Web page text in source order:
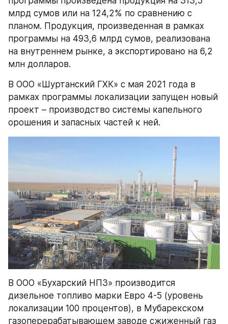
млрд сумов или на 124,2% по сравнению с
планом. Продукция, произведенная в рамках
программы на 493,6 млрд сумов, реализована
на внутреннем рынке, а экспортировано на 6,2
млн долларов.
В ООО «Шуртанский ГХК» с мая 2021 года в
рамках программы локализации запущен новый
проект – производство системы капельного
орошения и запасных частей к ней.
В ООО «Бухарский НПЗ» производится
дизельное топливо марки Евро 4-5 (уровень
локализации 100 процентов), в Мубарекском
газоперерабатывающем заводе сжиженный газ